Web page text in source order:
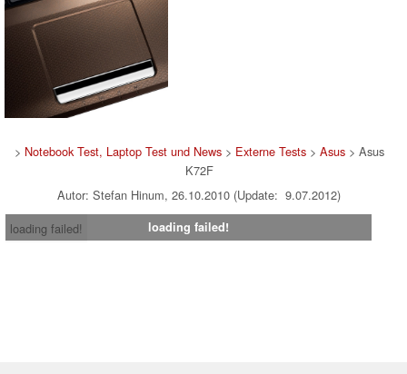
> Notebook Test, Laptop Test und News> Externe Tests> Asus> Asus
K72F
Autor: Stefan Hinum, 26.10.2010 (Update: 9.07.2012)
loading failed!
loading failed!